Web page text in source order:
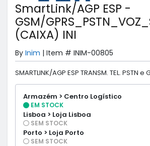
SmartLink/AGP ESP -
GSM/
(CAIXA) INI
By Inim | Item # INIM-00805
SMARTLINK/AGP ESP TRANSM. TEL. PSTN e
Armazém > Centro Logístico
EM STOCK
Lisboa > Loja Lisboa
SEM STOCK
Porto > Loja Porto
SEM STOCK